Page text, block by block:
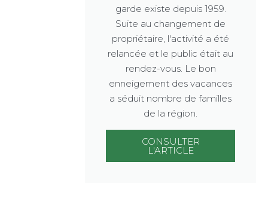
garde existe depuis 1959.
Suite au changement de
propriétaire, l'activité a été
relancée et le public était au
rendez-vous. Le bon
enneigement des vacances
a séduit nombre de familles
de la région.
CONSULTER
L'ARTICLE